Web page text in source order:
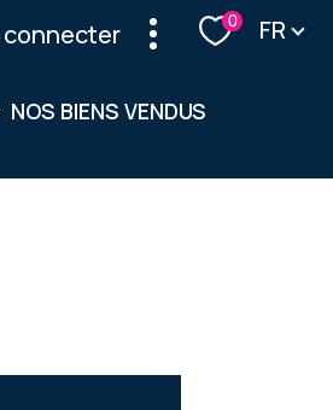
connecter 0 Langue
FR
NOS BIENS VENDUS